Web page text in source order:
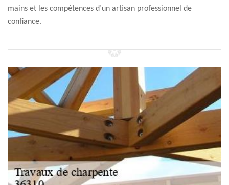
mains et les compétences d’un artisan professionnel de
confiance.